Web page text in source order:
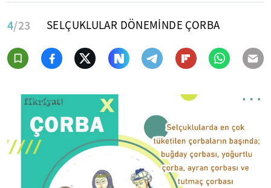
4/23 SELÇUKLULAR DÖNEMİNDE ÇORBA